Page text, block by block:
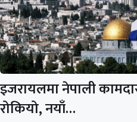
इजरायलमा नेपाली
रोकियो, नयाँ…